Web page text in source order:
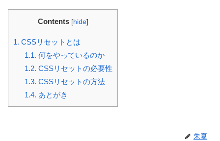
Contents [hide]
1. CSSリセットとは
1.1. 何をやっているのか
1.2. CSSリセットの必要性
1.3. CSSリセットの方法
1.4. あとがき
朱夏